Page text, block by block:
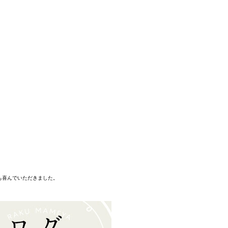
んでいただきました。